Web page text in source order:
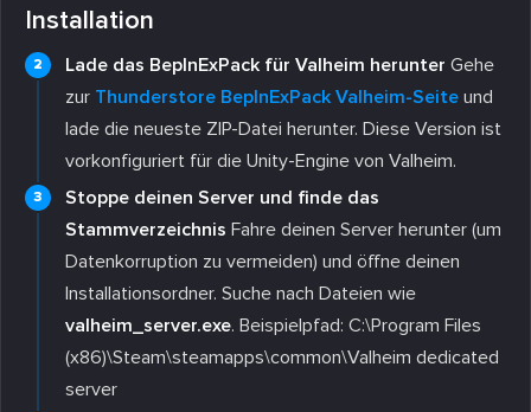
Installation
Lade das BepInExPack für Valheim herunter Gehe
zur Thunderstore BepInExPack Valheim-Seite und
lade die neueste ZIP-Datei herunter. Diese Version ist
vorkonfiguriert für die Unity-Engine von Valheim.
Stoppe deinen Server und finde das
Stammverzeichnis Fahre deinen Server herunter (um
Datenkorruption zu vermeiden) und öffne deinen
Installationsordner. Suche nach Dateien wie
valheim_server.exe. Beispielpfad: C:\Program Files
(x86)\Steam\steamapps\common\Valheim dedicated
server